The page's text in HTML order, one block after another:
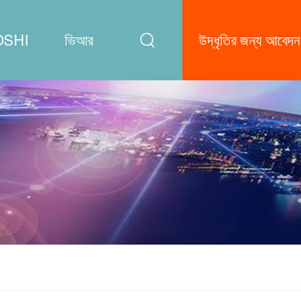
উদ্ধৃতির জন্য আবেদন
ভিআর